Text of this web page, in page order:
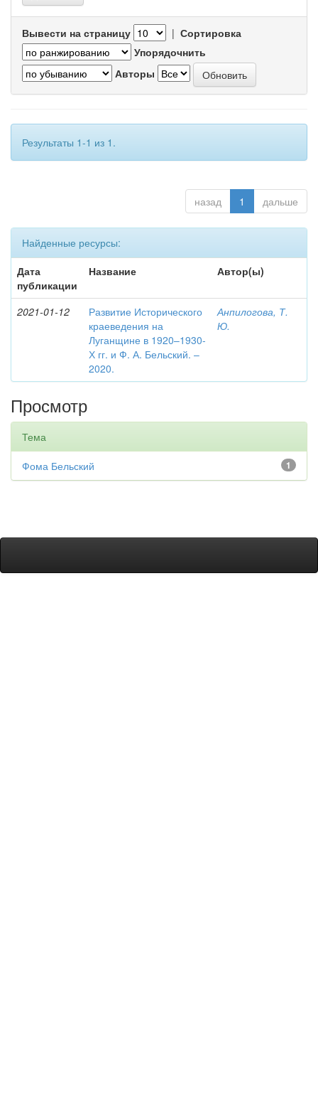
Вывести на страницу | Сортировка
Упорядочнить
Авторы
Результаты 1-1 из 1.
назад 1 дальше
Найденные ресурсы:
Дата
публикации
Название Автор(ы)
2021-01-12
Развитие Исторического
краеведения на
Луганщине в 1920–1930-
Х гг. и Ф. А. Бельский. –
2020.
Анпилогова, Т.
Ю.
Просмотр
Тема
1
Фома Бельский